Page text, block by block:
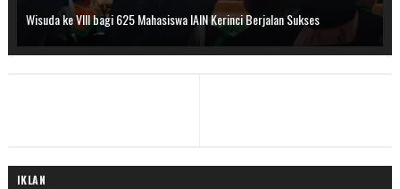
Wisuda ke VIII bagi 625 Mahasiswa IAIN Kerinci Berjalan Sukses
IKLAN